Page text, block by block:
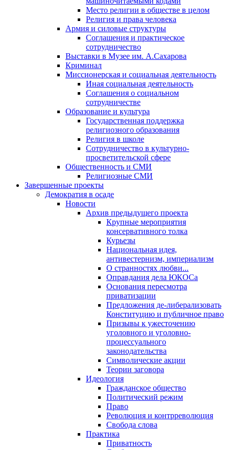
Место религии в обществе в целом
Религия и права человека
Армия и силовые структуры
Соглашения и практическое
сотрудничество
Выставки в Музее им. А.Сахарова
Криминал
Миссионерская и социальная деятельность
Иная социальная деятельность
Соглашения о социальном
сотрудничестве
Образование и культура
Государственная поддержка
религиозного образования
Религия в школе
Сотрудничество в культурно-
просветительской сфере
Общественность и СМИ
Религиозные СМИ
Завершенные проекты
Демократия в осаде
Новости
Архив предыдущего проекта
Крупные мероприятия
консервативного толка
Курьезы
Национальная идея,
антивестернизм, империализм
О странностях любви...
Оправдания дела ЮКОСа
Основания пересмотра
приватизации
Предложения де-либерализовать
Конституцию и публичное право
Призывы к ужесточению
уголовного и уголовно-
процессуального
законодательства
Символические акции
Теории заговора
Идеология
Гражданское общество
Политический режим
Право
Революция и контрреволюция
Свобода слова
Практика
Приватность